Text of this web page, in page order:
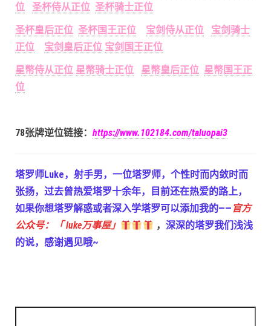
位
圣杯侍从正位 圣杯骑士正位
圣杯皇后正位 圣杯国王正位 宝剑侍从正位
宝剑骑士
正位
宝剑皇后正位 宝剑国王正位
星幣侍从正位 星幣骑士正位 星幣皇后正位 星幣国王正
位
78张牌逆位链接： https://www.102184.com/taluopai3
塔罗师Luke，射手男，一位塔罗师，个性时而内敛时而
张扬，过去曾热爱塔罗十余年，目前还在热爱的路上，
如果你想塔罗解惑或者深入学塔罗可以添加我的—— 官方
公众号：「 luke万事屋」
， 深深的塔罗我们浅浅
的说，感谢遇见哦~